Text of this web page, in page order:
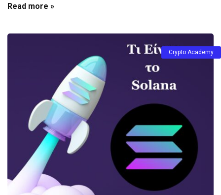
Read more »
Crypto Academy